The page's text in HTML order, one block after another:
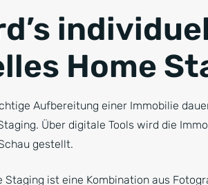
Home
Aufbereitung einer Immobilie
Über digitale Tools wird die
gestellt.
Staging ist eine Kombination aus